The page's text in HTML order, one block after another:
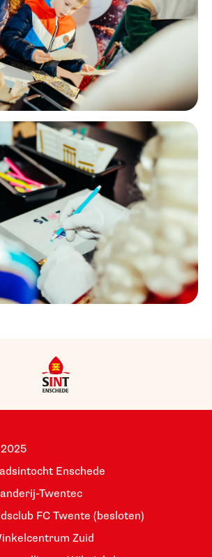
Enschede
Twentec
FC Twente (besloten)
Zuid